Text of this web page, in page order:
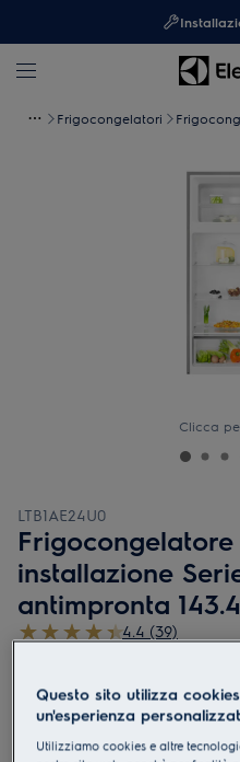
Frigocongelatori
Clicca
LTB1AE24U0
installazione
antimpronta
4.4 (39)
Vantaggi
ColdSense protegge gli alimenti
La temperatura viene
Questo sito utilizza
un'esperienza
Utilizziamo cookies e altre